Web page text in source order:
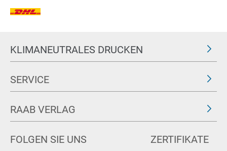
KLIMANEUTRALES DRUCKEN
SERVICE
RAAB VERLAG
FOLGEN SIE UNS ZERTIFIKATE